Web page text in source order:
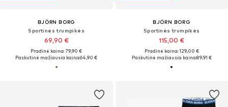
BJÖRN BORG
Sportinės trumpikės
69,90 €
Pradinė kaina: 79,90 €
Paskutinė mažiausia kaina:64,90 €
BJÖRN BORG
Sportinės trumpikės
115,00 €
Pradinė kaina: 129,00 €
Paskutinė mažiausia kaina:89,91 €